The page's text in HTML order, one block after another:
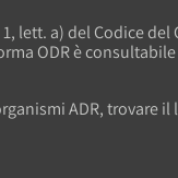
lett. a) del Codice
ODR è
ADR, trovare